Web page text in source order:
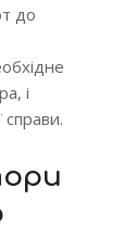
до
і
справи.